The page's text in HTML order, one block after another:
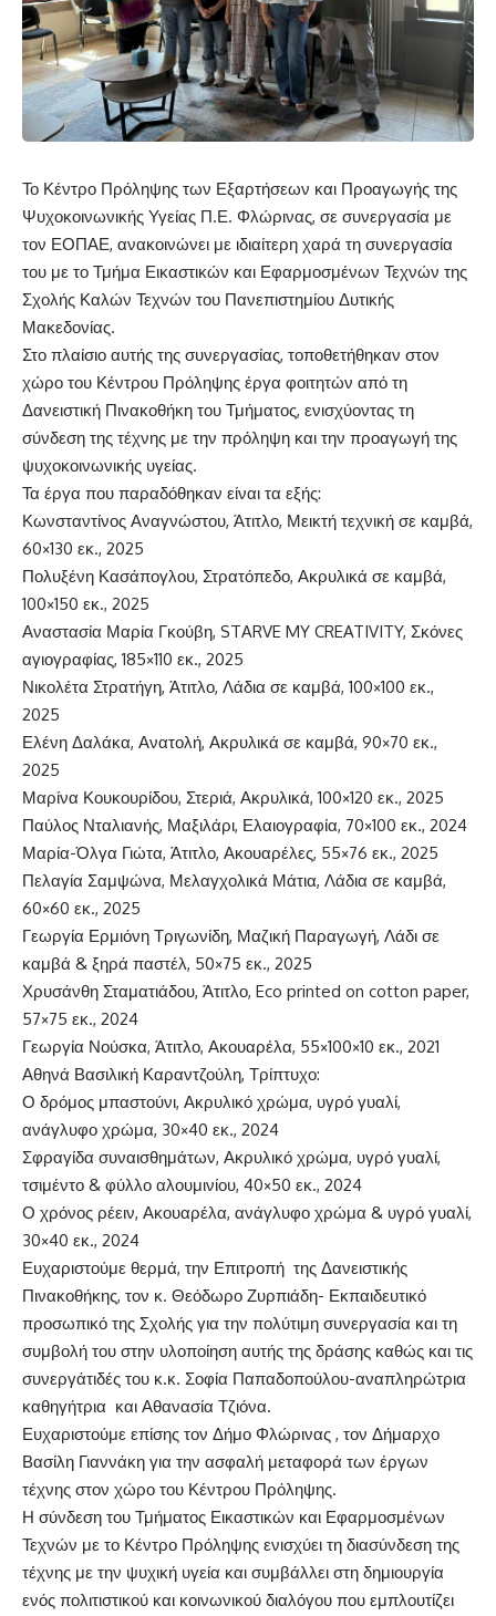
Το Κέντρο Πρόληψης των Εξαρτήσεων και Προαγωγής της
Ψυχοκοινωνικής Υγείας Π.Ε. Φλώρινας, σε συνεργασία με
τον ΕΟΠΑΕ, ανακοινώνει με ιδιαίτερη χαρά τη συνεργασία
του με το Τμήμα Εικαστικών και Εφαρμοσμένων Τεχνών της
Σχολής Καλών Τεχνών του Πανεπιστημίου Δυτικής
Μακεδονίας.
Στο πλαίσιο αυτής της συνεργασίας, τοποθετήθηκαν στον
χώρο του Κέντρου Πρόληψης έργα φοιτητών από τη
Δανειστική Πινακοθήκη του Τμήματος, ενισχύοντας τη
σύνδεση της τέχνης με την πρόληψη και την προαγωγή της
ψυχοκοινωνικής υγείας.
Τα έργα που παραδόθηκαν είναι τα εξής:
Κωνσταντίνος Αναγνώστου, Άτιτλο, Μεικτή τεχνική σε καμβά,
60×130 εκ., 2025
Πολυξένη Κασάπογλου, Στρατόπεδο, Ακρυλικά σε καμβά,
100×150 εκ., 2025
Αναστασία Μαρία Γκούβη, STARVE MY CREATIVITY, Σκόνες
αγιογραφίας, 185×110 εκ., 2025
Νικολέτα Στρατήγη, Άτιτλο, Λάδια σε καμβά, 100×100 εκ.,
2025
Ελένη Δαλάκα, Ανατολή, Ακρυλικά σε καμβά, 90×70 εκ.,
2025
Μαρίνα Κουκουρίδου, Στεριά, Ακρυλικά, 100×120 εκ., 2025
Παύλος Νταλιανής, Μαξιλάρι, Ελαιογραφία, 70×100 εκ., 2024
Μαρία-Όλγα Γιώτα, Άτιτλο, Ακουαρέλες, 55×76 εκ., 2025
Πελαγία Σαμψώνα, Μελαγχολικά Μάτια, Λάδια σε καμβά,
60×60 εκ., 2025
Γεωργία Ερμιόνη Τριγωνίδη, Μαζική Παραγωγή, Λάδι σε
καμβά & ξηρά παστέλ, 50×75 εκ., 2025
Χρυσάνθη Σταματιάδου, Άτιτλο, Eco printed on cotton paper,
57×75 εκ., 2024
Γεωργία Νούσκα, Άτιτλο, Ακουαρέλα, 55×100×10 εκ., 2021
Αθηνά Βασιλική Καραντζούλη, Τρίπτυχο:
Ο δρόμος μπαστούνι, Ακρυλικό χρώμα, υγρό γυαλί,
ανάγλυφο χρώμα, 30×40 εκ., 2024
Σφραγίδα συναισθημάτων, Ακρυλικό χρώμα, υγρό γυαλί,
τσιμέντο & φύλλο αλουμινίου, 40×50 εκ., 2024
Ο χρόνος ρέειν, Ακουαρέλα, ανάγλυφο χρώμα & υγρό γυαλί,
30×40 εκ., 2024
Ευχαριστούμε θερμά, την Επιτροπή της Δανειστικής
Πινακοθήκης, τον κ. Θεόδωρο Ζυρπιάδη- Εκπαιδευτικό
προσωπικό της Σχολής για την πολύτιμη συνεργασία και τη
συμβολή του στην υλοποίηση αυτής της δράσης καθώς και τις
συνεργάτιδές του κ.κ. Σοφία Παπαδοπούλου-αναπληρώτρια
καθηγήτρια και Αθανασία Τζιόνα.
Ευχαριστούμε επίσης τον Δήμο Φλώρινας , τον Δήμαρχο
Βασίλη Γιαννάκη για την ασφαλή μεταφορά των έργων
τέχνης στον χώρο του Κέντρου Πρόληψης.
Η σύνδεση του Τμήματος Εικαστικών και Εφαρμοσμένων
Τεχνών με το Κέντρο Πρόληψης ενισχύει τη διασύνδεση της
τέχνης με την ψυχική υγεία και συμβάλλει στη δημιουργία
ενός πολιτιστικού και κοινωνικού διαλόγου που εμπλουτίζει